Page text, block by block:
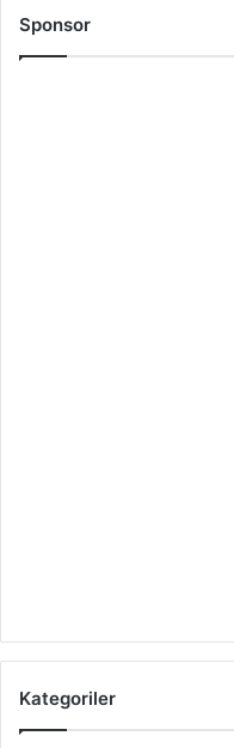
Sponsor
Kategoriler